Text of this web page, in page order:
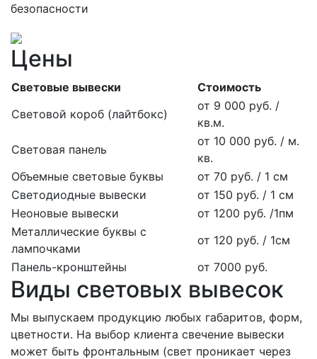
безопасности
Цены
Световые вывески
Стоимость
Световой короб (лайтбокс)
от 9 000 руб. /
кв.м.
Световая панель
от 10 000 руб. / м.
кв.
Объемные световые буквы
от 70 руб. / 1 см
Светодиодные вывески
от 150 руб. / 1 см
Неоновые вывески
от 1200 руб. /1пм
Металлические буквы с
лампочками
от 120 руб. / 1см
Панель-кронштейны
от 7000 руб.
Виды световых вывесок
Мы выпускаем продукцию любых габаритов, форм,
цветности. На выбор клиента свечение вывески
может быть фронтальным (свет проникает через